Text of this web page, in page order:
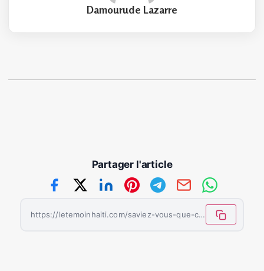
Damourude Lazarre
Partager l'article
https://letemoinhaiti.com/saviez-vous-que-certains-mots-peuvent-vous-blesser-physiquement/